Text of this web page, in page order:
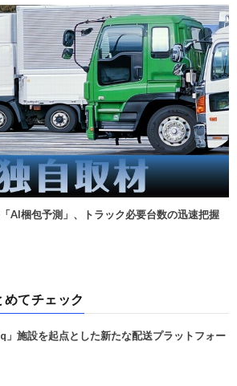
AI梱包予測」、トラック必要台数の迅速把握
めてチェック
施設を起点とした新たな配送プラットフォー